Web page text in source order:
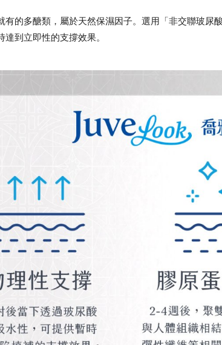
有的多醣類，屬於天然保濕因子。選用「非交聯玻
到立即性的支撐效果。